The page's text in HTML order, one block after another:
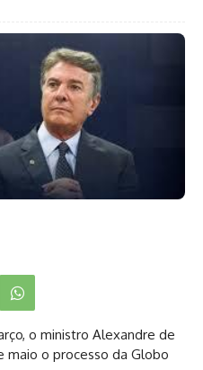
o ministro Alexandre de
maio o processo da Globo